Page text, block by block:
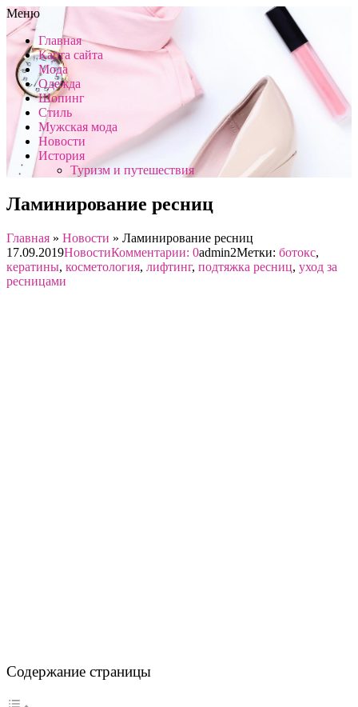
Меню
Главная
Карта сайта
Мода
Одежда
Шопинг
Стиль
Мужская мода
Новости
История
Туризм и путешествия
Ламинирование ресниц
Главная » Новости » Ламинирование ресниц
17.09.2019НовостиКомментарии: 0admin2Метки: ботокс,
кератины, косметология, лифтинг, подтяжка ресниц, уход за
ресницами
Содержание страницы